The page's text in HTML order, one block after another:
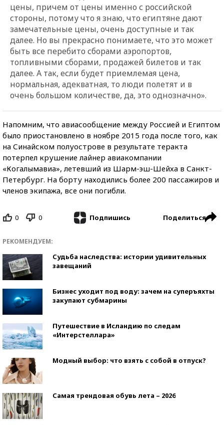
цены, причем от цены именно с российской
стороны, потому что я знаю, что египтяне дают
замечательные цены, очень доступные и так
далее. Но вы прекрасно понимаете, что это может
быть все перебито сборами аэропортов,
топливными сборами, продажей билетов и так
далее. А так, если будет приемлемая цена,
нормальная, адекватная, то люди полетят и в
очень большом количестве, да, это однозначно».
Напомним, что авиасообщение между Россией и Египтом
было приостановлено в ноябре 2015 года после того, как
на Синайском полуострове в результате теракта
потерпел крушение лайнер авиакомпании
«Когалымавиа», летевший из Шарм-эш-Шейха в Санкт-
Петербург. На борту находились более 200 пассажиров и
членов экипажа, все они погибли.
0 0 Подпишись Поделиться
РЕКОМЕНДУЕМ:
Судьба наследства: истории удивительных
завещаний
Бизнес уходит под воду: зачем на суперъяхты
закупают субмарины
Путешествие в Исландию по следам
«Интерстеллара»
Модный выбор: что взять с собой в отпуск?
Самая трендовая обувь лета – 2026